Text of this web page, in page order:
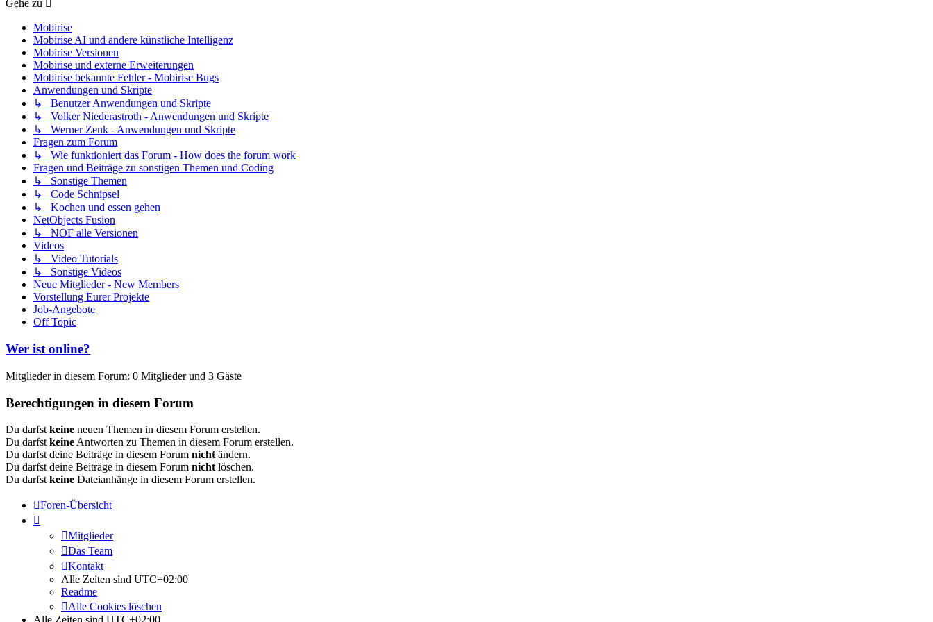
Gehe zu
Mobirise
Mobirise AI und andere künstliche Intelligenz
Mobirise Versionen
Mobirise und externe Erweiterungen
Mobirise bekannte Fehler - Mobirise Bugs
Anwendungen und Skripte
↳ Benutzer Anwendungen und Skripte
↳ Volker Niederastroth - Anwendungen und Skripte
↳ Werner Zenk - Anwendungen und Skripte
Fragen zum Forum
↳ Wie funktioniert das Forum - How does the forum work
Fragen und Beiträge zu sonstigen Themen und Coding
↳ Sonstige Themen
↳ Code Schnipsel
↳ Kochen und essen gehen
NetObjects Fusion
↳ NOF alle Versionen
Videos
↳ Video Tutorials
↳ Sonstige Videos
Neue Mitglieder - New Members
Vorstellung Eurer Projekte
Job-Angebote
Off Topic
Wer ist online?
Mitglieder in diesem Forum: 0 Mitglieder und 3 Gäste
Berechtigungen in diesem Forum
Du darfst keine neuen Themen in diesem Forum erstellen.
Du darfst keine Antworten zu Themen in diesem Forum erstellen.
Du darfst deine Beiträge in diesem Forum nicht ändern.
Du darfst deine Beiträge in diesem Forum nicht löschen.
Du darfst keine Dateianhänge in diesem Forum erstellen.
Foren-Übersicht
Mitglieder
Das Team
Kontakt
Alle Zeiten sind UTC+02:00
Readme
Alle Cookies löschen